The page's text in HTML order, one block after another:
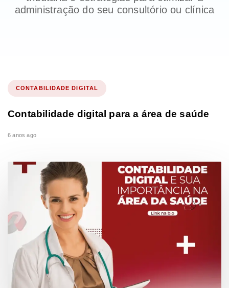
administração do seu consultório ou clínica
CONTABILIDADE DIGITAL
Contabilidade digital para a área de saúde
6 anos ago